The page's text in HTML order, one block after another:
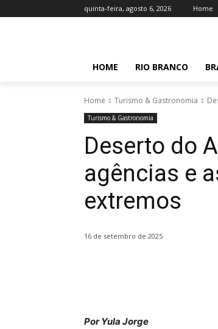
quinta-feira, agosto 6, 2026 Home
HOME RIO BRANCO
Home Turismo & Gastronomia
Turismo & Gastronomia
Deserto do
agências e
extremos
16 de setembro de 2025
Por Yula Jorge